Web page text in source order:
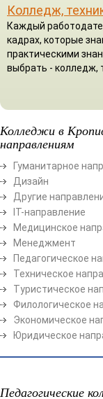
Колледж,
Каждый
кадрах, которые
практическими
выбрать - колледж,
Колледжи в
направлениям
Гуманитарное
Дизайн
Другие
ІТ-направление
Медицинское
Менеджмент
Педагогическое
Техническое
Туристическое
Филологическое
Экономическое
Юридическое
Педагогические